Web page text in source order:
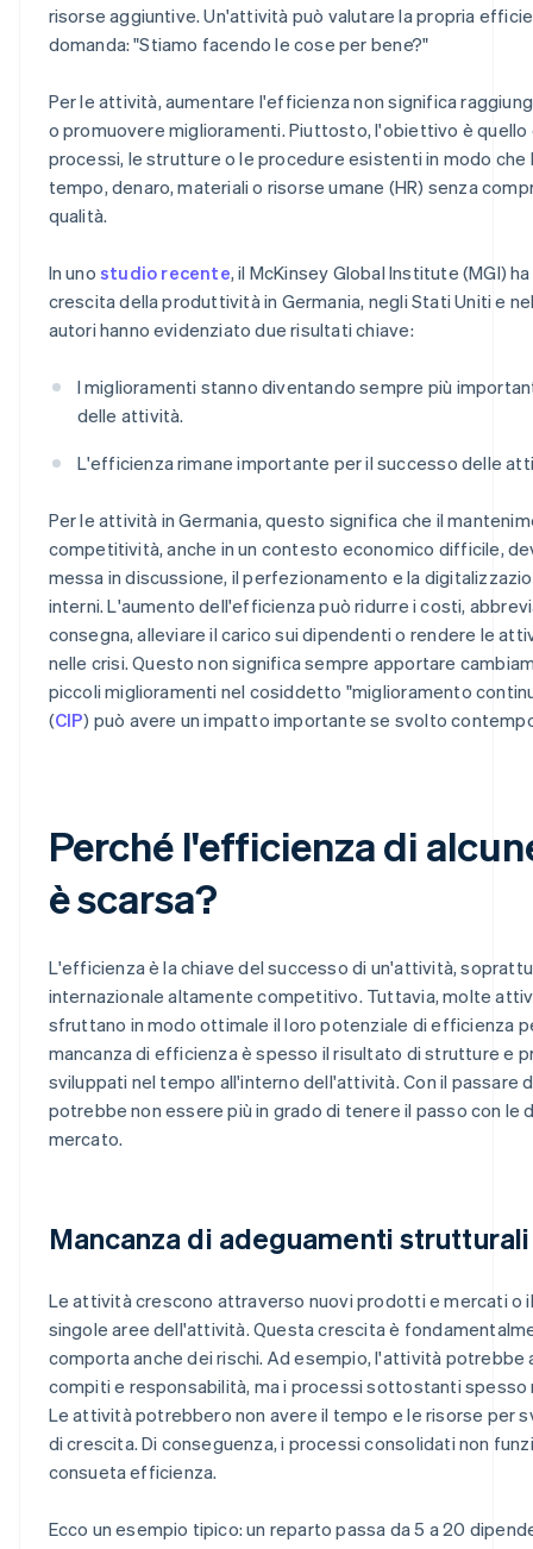
risorse aggiuntive. Un'attività può valutare la propria
domanda: "Stiamo facendo le cose per bene?"
Per le attività, aumentare l'efficienza non significa
o promuovere miglioramenti. Piuttosto, l'obiettivo è quello
processi, le strutture o le procedure esistenti in modo
tempo, denaro, materiali o risorse umane (HR) senza
qualità.
In uno studio recente, il McKinsey Global Institute (MGI)
crescita della produttività in Germania, negli Stati Uniti e
autori hanno evidenziato due risultati chiave:
I miglioramenti stanno diventando sempre più
delle attività.
L'efficienza rimane importante per il successo delle
Per le attività in Germania, questo significa che il
competitività, anche in un contesto economico difficile,
messa in discussione, il perfezionamento e la
interni. L'aumento dell'efficienza può ridurre i costi,
consegna, alleviare il carico sui dipendenti o rendere le
nelle crisi. Questo non significa sempre apportare
piccoli miglioramenti nel cosiddetto "miglioramento
(CIP) può avere un impatto importante se svolto
Perché l'efficienza di
è scarsa?
L'efficienza è la chiave del successo di un'attività,
internazionale altamente competitivo. Tuttavia, molte
sfruttano in modo ottimale il loro potenziale di efficienza
mancanza di efficienza è spesso il risultato di strutture e
sviluppati nel tempo all'interno dell'attività. Con il passare
potrebbe non essere più in grado di tenere il passo con le
mercato.
Mancanza di adeguamenti strutturali
Le attività crescono attraverso nuovi prodotti e mercati o
singole aree dell'attività. Questa crescita è
comporta anche dei rischi. Ad esempio, l'attività potrebbe
compiti e responsabilità, ma i processi sottostanti spesso
Le attività potrebbero non avere il tempo e le risorse per
di crescita. Di conseguenza, i processi consolidati non
consueta efficienza.
Ecco un esempio tipico: un reparto passa da 5 a 20